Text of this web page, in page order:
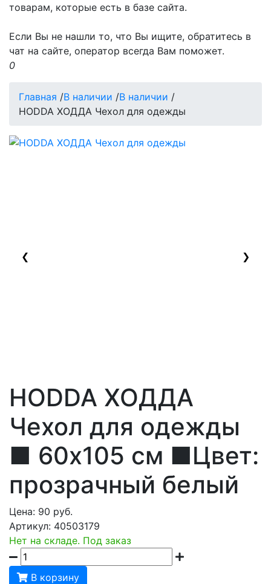
товарам, которые есть в базе сайта.
Если Вы не нашли то, что Вы ищите, обратитесь в
чат на сайте, оператор всегда Вам поможет.
0
Главная /В наличии /В наличии /
HODDA ХОДДА Чехол для одежды
❮ ❯
HODDA ХОДДА
Чехол для одежды
■ 60x105 см ■Цвет:
прозрачный белый
Цена: 90 руб.
Артикул: 40503179
Нет на складе. Под заказ
В корзину